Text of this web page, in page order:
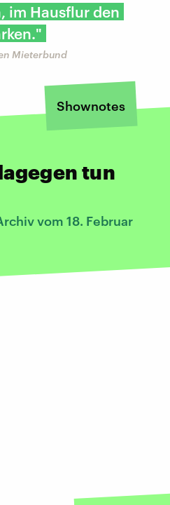
im Hausflur den
Mieterbund
Shownotes
tun
vom 18. Februar